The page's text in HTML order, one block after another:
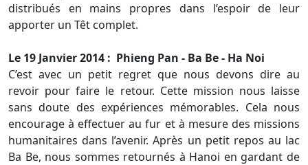
distribués en mains propres dans l’espoir de leur
apporter un Têt complet.
Le 19 Janvier 2014 : Phieng Pan - Ba Be - Ha Noi
C’est avec un petit regret que nous devons dire au
revoir pour faire le retour. Cette mission nous laisse
sans doute des expériences mémorables. Cela nous
encourage à effectuer au fur et à mesure des missions
humanitaires dans l’avenir. Après un petit repos au lac
Ba Be, nous sommes retournés à Hanoi en gardant de